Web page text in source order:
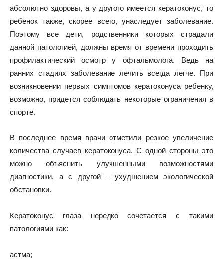
абсолютно здоровы, а у другого имеется кератоконус, то
ребенок также, скорее всего, унаследует заболевание.
Поэтому все дети, родственники которых страдали
данной патологией, должны время от времени проходить
профилактический осмотр у офтальмолога. Ведь на
ранних стадиях заболевание лечить всегда легче. При
возникновении первых симптомов кератоконуса ребенку,
возможно, придется соблюдать некоторые ограничения в
спорте.
В последнее время врачи отметили резкое увеличение
количества случаев кератоконуса. С одной стороны это
можно объяснить улучшенными возможностями
диагностики, а с другой – ухудшением экологической
обстановки.
Кератоконус глаза нередко сочетается с такими
патологиями как:
астма;